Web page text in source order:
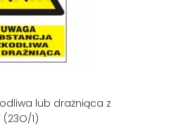
lub drażniąca z
1)